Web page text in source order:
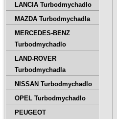
LANCIA Turbodmychadlo
MAZDA Turbodmychadla
MERCEDES-BENZ
Turbodmychadlo
LAND-ROVER
Turbodmychadla
NISSAN Turbodmychadlo
OPEL Turbodmychadlo
PEUGEOT